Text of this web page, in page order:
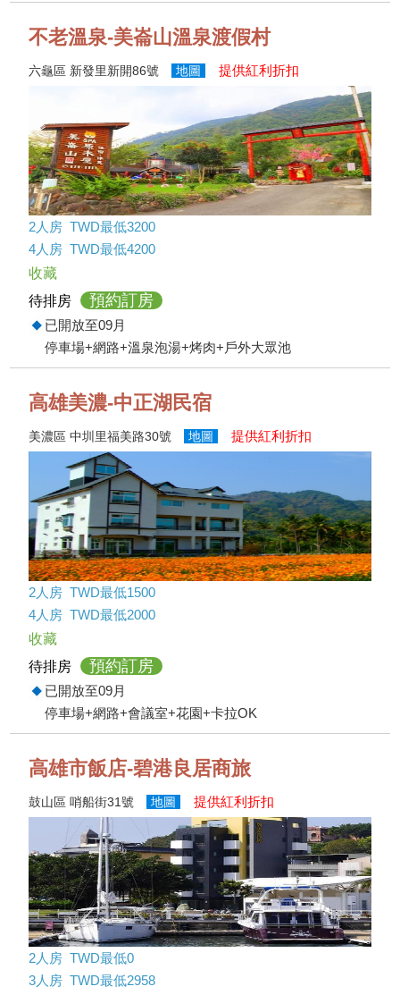
不老溫泉-美崙山溫泉渡假村
六龜區 新發里新開86號 地圖 提供紅利折扣
2人房 TWD最低3200
4人房 TWD最低4200
收藏
待排房
預約訂房
已開放至09月
停車場+網路+溫泉泡湯+烤肉+戶外大眾池
高雄美濃-中正湖民宿
美濃區 中圳里福美路30號 地圖 提供紅利折扣
2人房 TWD最低1500
4人房 TWD最低2000
收藏
待排房
預約訂房
已開放至09月
停車場+網路+會議室+花園+卡拉OK
高雄市飯店-碧港良居商旅
鼓山區 哨船街31號 地圖 提供紅利折扣
2人房 TWD最低0
3人房 TWD最低2958